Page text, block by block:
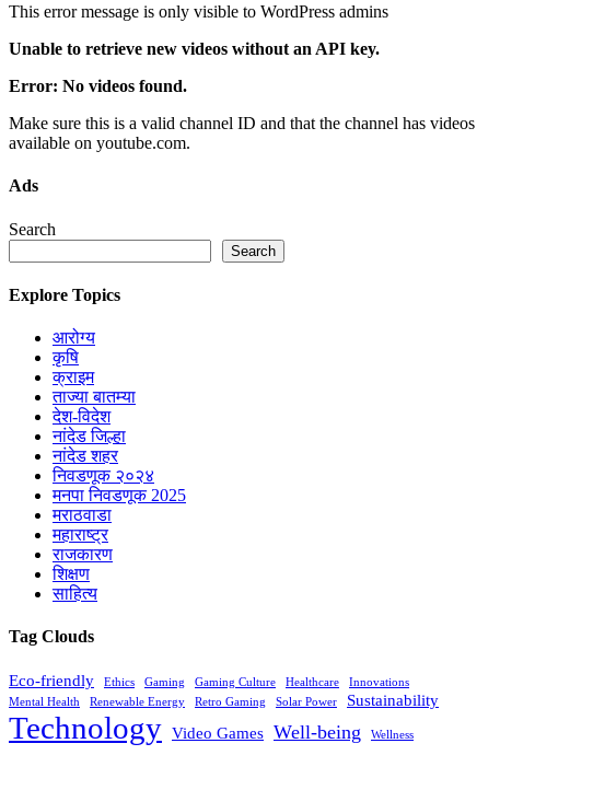
This error message is only visible to WordPress admins
Unable to retrieve new videos without an API key.
Error: No videos found.
Make sure this is a valid channel ID and that the channel has videos
available on youtube.com.
Ads
Search
Search
Explore Topics
आरोग्य
कृषि
क्राइम
ताज्या बातम्या
देश-विदेश
नांदेड जिल्हा
नांदेड शहर
निवडणूक २०२४
मनपा निवडणूक 2025
मराठवाडा
महाराष्ट्र
राजकारण
शिक्षण
साहित्य
Tag Clouds
Eco-friendly Ethics Gaming Gaming Culture Healthcare
Innovations
Mental Health
Renewable Energy Retro Gaming Solar Power Sustainability
Technology Video Games Well-being Wellness